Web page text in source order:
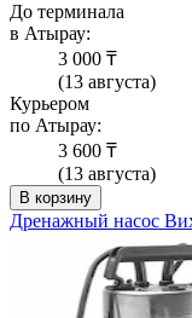
До терминала
в Атырау:
3 000 ₸
(13 августа)
Курьером
по Атырау:
3 600 ₸
(13 августа)
В корзину
Дренажный насос